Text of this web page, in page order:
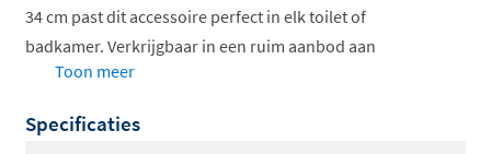
34 cm past dit accessoire perfect in elk toilet of
badkamer. Verkrijgbaar in een ruim aanbod aan
kleuren, van klassiek chroom tot trendy mat wit en
Toon meer
Specificaties